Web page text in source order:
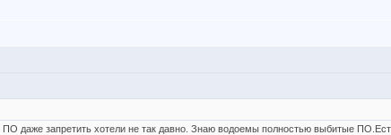
даже запретить хотели не так давно. Знаю водоемы полностью выбитые